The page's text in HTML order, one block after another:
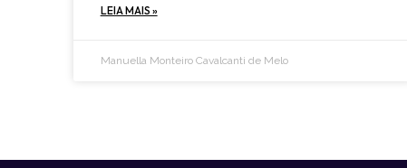
LEIA MAIS »
Manuella Monteiro Cavalcanti de Melo